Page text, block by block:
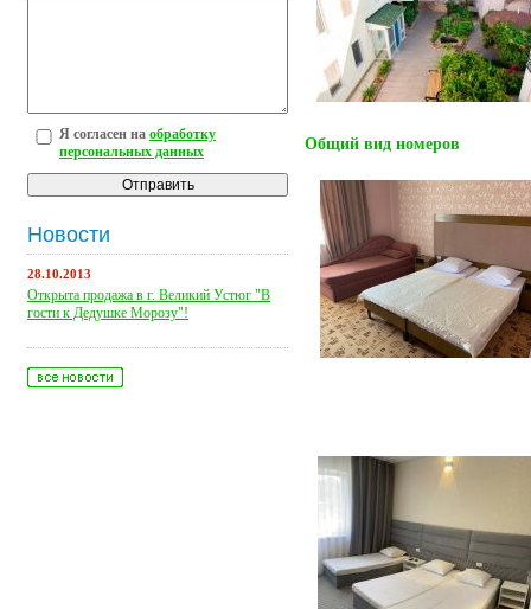
Я согласен на обработку
персональных данных
Новости
28.10.2013
Открыта продажа в г. Великий Устюг "В
гости к Дедушке Морозу"!
Общий вид номеров